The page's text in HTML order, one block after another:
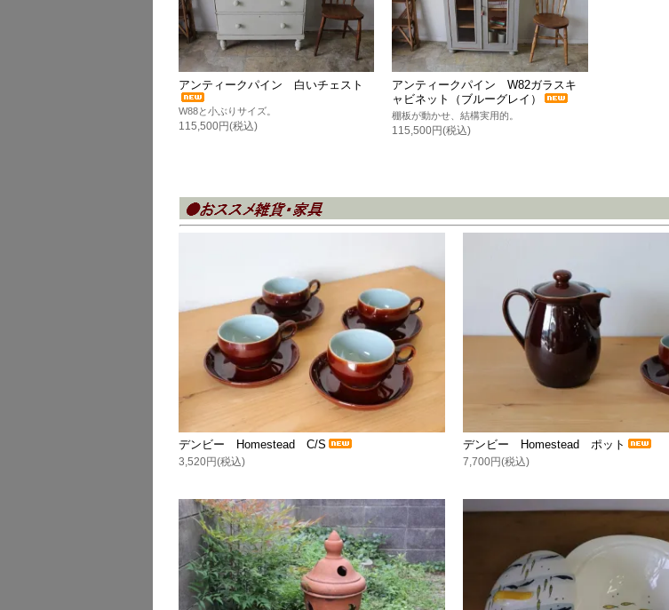
アンティークパイン 白いチェスト
W88と小ぶりサイズ。
115,500円(税込)
アンティークパイン W82ガラスキ
ャビネット（ブルーグレイ）
棚板が動かせ、結構実用的。
115,500円(税込)
デンビー Homestead C/S
3,520円(税込)
デンビー Homestead ポット
7,700円(税込)